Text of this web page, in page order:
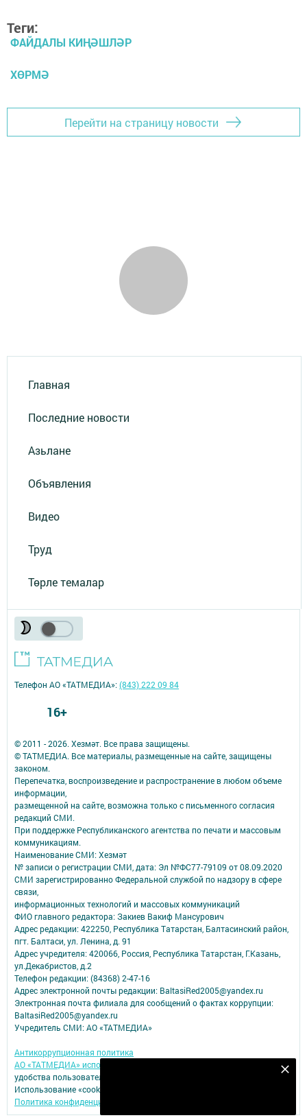
Теги:
ФАЙДАЛЫ КИҢӘШЛӘР
ХӨРМӘ
Перейти на страницу новости
Главная
Последние новости
Азьлане
Объявления
Видео
Труд
Төрле темалар
© 2011 - 2026. Хезмәт. Все права защищены.
© ТАТМЕДИА. Все материалы, размещенные на сайте, защищены
законом.
Перепечатка, воспроизведение и распространение в любом объеме
информации,
размещенной на сайте, возможна только с письменного согласия
редакций СМИ.
При поддержке Республиканского агентства по печати и массовым
коммуникациям.
Наименование СМИ: Хезмәт
№ записи о регистрации СМИ, дата: Эл №ФС77-79109 от 08.09.2020
СМИ зарегистрированно Федеральной службой по надзору в сфере
связи,
информационных технологий и массовых коммуникаций
ФИО главного редактора: Закиев Вакиф Мансурович
Адрес редакции: 422250, Республика Татарстан, Балтасинский район,
пгт. Балтаси, ул. Ленина, д. 91
Адрес учредителя: 420066, Россия, Республика Татарстан, Г.Казань,
ул.Декабристов, д.2
Телефон редакции: (84368) 2-47-16
Адрес электронной почты редакции: BaltasiRed2005@yandex.ru
Электронная почта филиала для сообщений о фактах коррупции:
BaltasiRed2005@yandex.ru
Учредитель СМИ: АО «ТАТМЕДИА»
Антикоррупционная политика
АО «ТАТМЕДИА» использует «cookie»
для персонализации сервисов и
удобства пользователей сайтом.
Использование «cookie» можно отменить в настройках браузера.
Политика конфиденциальности
Телефон АО «ТАТМЕДИА»:(843) 222 09 84
16+